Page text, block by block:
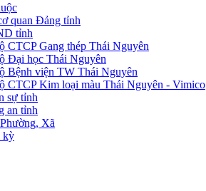
quan Đảng tỉnh
tỉnh
CTCP Gang thép Thái Nguyên
Đại học Thái Nguyên
Bệnh viện TW Thái Nguyên
CTCP Kim loại màu Thái Nguyên - Vimico
sự tỉnh
an tỉnh
Xã
kỳ